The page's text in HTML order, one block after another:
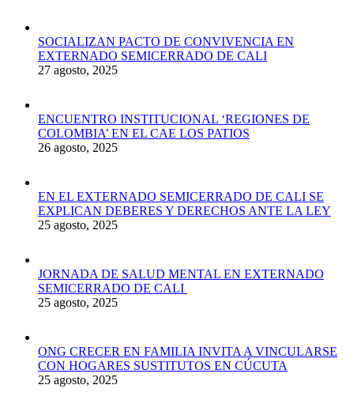
SOCIALIZAN PACTO DE CONVIVENCIA EN
EXTERNADO SEMICERRADO DE CALI
27 agosto, 2025
ENCUENTRO INSTITUCIONAL ‘REGIONES DE
COLOMBIA’ EN EL CAE LOS PATIOS
26 agosto, 2025
EN EL EXTERNADO SEMICERRADO DE CALI SE
EXPLICAN DEBERES Y DERECHOS ANTE LA LEY
25 agosto, 2025
JORNADA DE SALUD MENTAL EN EXTERNADO
SEMICERRADO DE CALI
25 agosto, 2025
ONG CRECER EN FAMILIA INVITA A VINCULARSE
CON HOGARES SUSTITUTOS EN CÚCUTA
25 agosto, 2025